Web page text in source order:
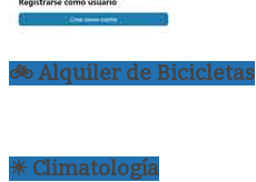
🚲 Alquiler de Bicicletas
☀ Climatología